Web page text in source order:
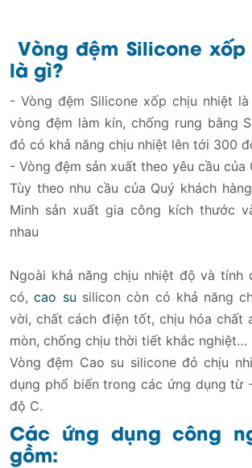
Vòng đệm Silicone
là gì?
- Vòng đệm Silicone xốp chịu nhiệt
vòng đệm làm kín, chống rung bằng
đỏ có khả năng chịu nhiệt lên tới 300
- Vòng đệm sản xuất theo yêu cầu của
Tùy theo nhu cầu của Quý khách
Minh sản xuất gia công kích thước
nhau
Ngoài khả năng chịu nhiệt độ và tính
có,cao su silicon còn có khả năng
vời, chất cách điện tốt, chịu hóa chất
mòn, chống chịu thời tiết khắc nghiệt…
Vòng đệm Cao su silicone đỏ chịu
dụng phổ biến trong các ứng dụng từ
độ C.
Các ứng dụng công
gồm: